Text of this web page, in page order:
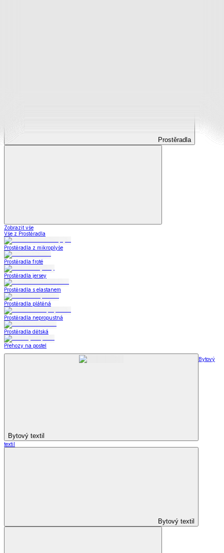
Prostěradla
Zobrazit vše
Vše z Prostěradla
Prostěradla z mikroplyše
Prostěradla froté
Prostěradla jersey
Prostěradla s elastanem
Prostěradla plátěná
Prostěradla nepropustná
Prostěradla dětská
Přehozy na postel
Bytový textil
Bytový
textil
Bytový textil